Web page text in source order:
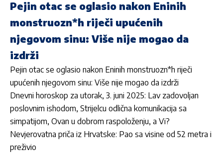
Pejin otac se oglasio nakon Eninih
monstruozn*h riječi upućenih
njegovom sinu: Više nije mogao da
izdrži
Pejin otac se oglasio nakon Eninih monstruozn*h riječi
upućenih njegovom sinu: Više nije mogao da izdrži
Dnevni horoskop za utorak, 3. juni 2025: Lav zadovoljan
poslovnim ishodom, Strijelcu odlična komunikacija sa
simpatijom, Ovan u dobrom raspoloženju, a Vi?
Nevjerovatna priča iz Hrvatske: Pao sa visine od 52 metra i
preživio